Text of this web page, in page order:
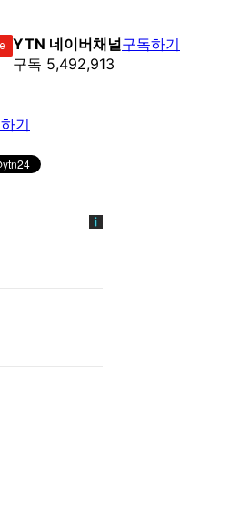
YTN 네이버채널
구독 5,492,913
구독하기
기